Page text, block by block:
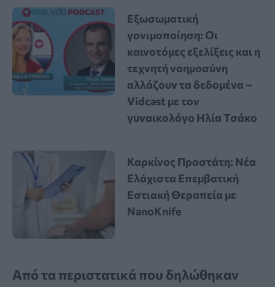
Εξωσωματική
γονιμοποίηση: Οι
καινοτόμες εξελίξεις και η
τεχνητή νοημοσύνη
αλλάζουν τα δεδομένα –
Vidcast με τον
γυναικολόγο Ηλία Τσάκο
Καρκίνος Προστάτη: Νέα
Ελάχιστα Επεμβατική
Εστιακή Θεραπεία με
NanoKnife
Από τα περιστατικά που δηλώθηκαν